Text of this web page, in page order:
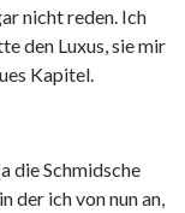
nicht reden. Ich
den Luxus, sie mir
Kapitel.
die Schmidsche
der ich von nun an,